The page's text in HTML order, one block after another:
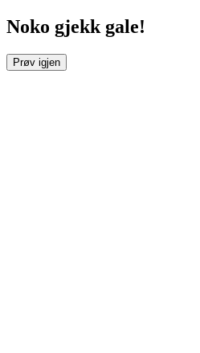
Noko gjekk gale!
Prøv igjen